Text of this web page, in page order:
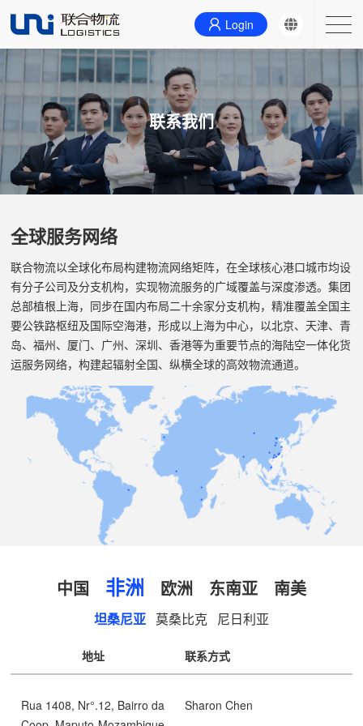
Login
主营业务
联系我们
首页
关于我们
新闻
联系我们
全球服务网络
联合物流以全球化布局构建物流网络矩阵，在全球核心港口城市均设
有分子公司及分支机构，实现物流服务的广域覆盖与深度渗透。集团
总部植根上海，同步在国内布局二十余家分支机构，精准覆盖全国主
要公铁路枢纽及国际空海港，形成以上海为中心，以北京、天津、青
岛、福州、厦门、广州、深圳、香港等为重要节点的海陆空一体化货
运服务网络，构建起辐射全国、纵横全球的高效物流通道。
中国 非洲 欧洲 东南亚 南美
坦桑尼亚 莫桑比克 尼日利亚
地址 联系方式
Rua 1408, Nr°.12, Bairro da
Sharon Chen